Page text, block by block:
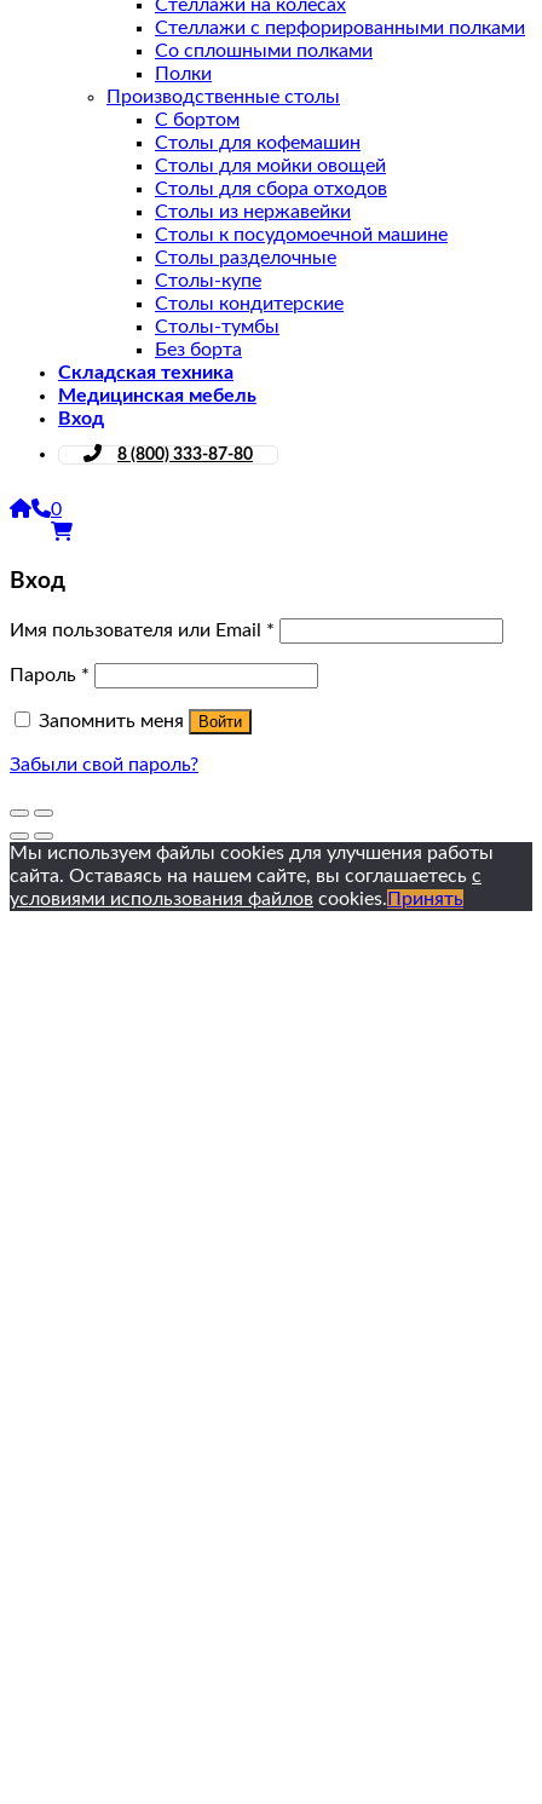
Стеллажи на колесах
Стеллажи с перфорированными полками
Со сплошными полками
Полки
Производственные столы
С бортом
Столы для кофемашин
Столы для мойки овощей
Столы для сбора отходов
Столы из нержавейки
Столы к посудомоечной машине
Столы разделочные
Столы-купе
Столы кондитерские
Столы-тумбы
Без борта
Складская техника
Медицинская мебель
Вход
8 (800) 333-87-80
0
Вход
Имя пользователя или Email *
Пароль *
Запомнить меня Войти
Забыли свой пароль?
Мы используем файлы cookies для улучшения работы
сайта. Оставаясь на нашем сайте, вы соглашаетесь с
условиями использования файлов cookies. Принять